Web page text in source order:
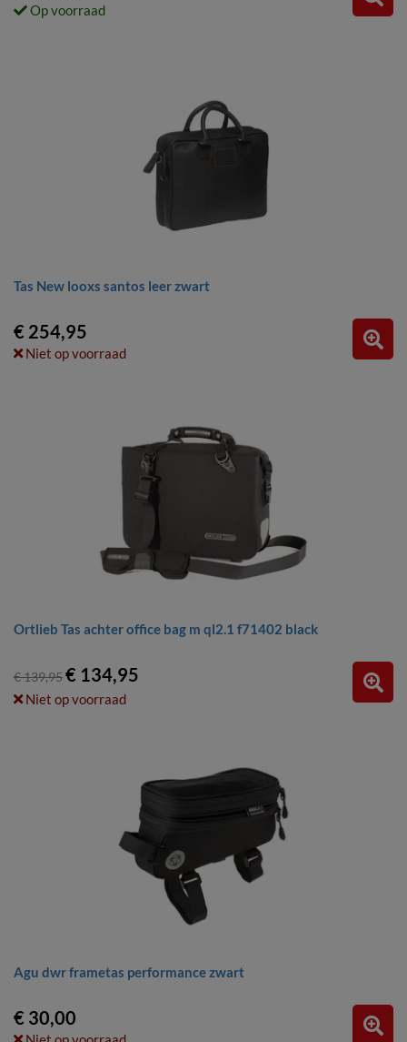
Op voorraad
Tas New looxs santos leer zwart
€ 254,95
Niet op voorraad
Ortlieb Tas achter office bag m ql2.1 f71402 black
€ 139,95€ 134,95
Niet op voorraad
Agu dwr frametas performance zwart
€ 30,00